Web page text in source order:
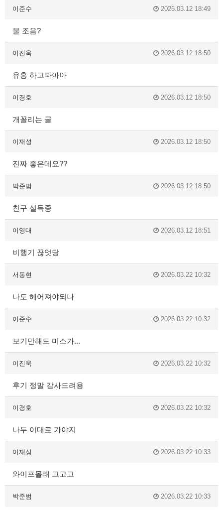
이준수 2026.03.12 18:49
물 조음?
이진욱 2026.03.12 18:50
유흥 하고파아아
이경호 2026.03.12 18:50
개꼴리는 글
이재성 2026.03.12 18:50
진짜 좋은데요??
박준범 2026.03.12 18:50
친구 설득중
이영대 2026.03.12 18:51
비행기 끊엇당
서동현 2026.03.22 10:32
나도 헤어져야되나
이준수 2026.03.22 10:32
보기만해도 미소가...
이진욱 2026.03.22 10:32
후기 정말 감사드려용
이경호 2026.03.22 10:32
나두 이대로 가야지
이재성 2026.03.22 10:33
와이프몰래 고고고
박준범 2026.03.22 10:33